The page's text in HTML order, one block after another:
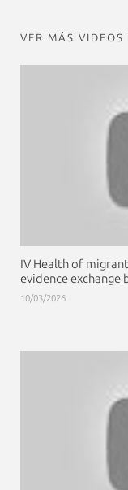
VER MÁS
IV Health of
evidence exchange
10/03/2026